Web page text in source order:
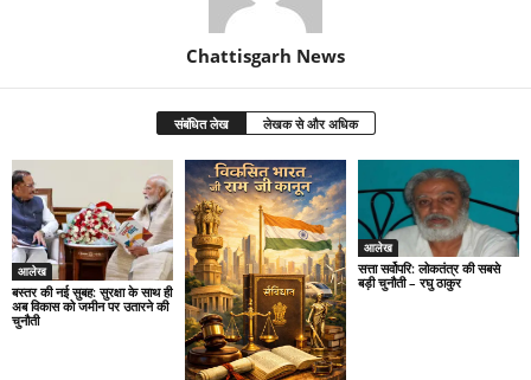
Chattisgarh News
संबंधित लेख लेखक से और अधिक
आलेख
बस्तर की नई सुबह: सुरक्षा के साथ ही
अब विकास को जमीन पर उतारने की
चुनौती
आलेख
सत्ता सर्वोपरि: लोकतंत्र की सबसे
बड़ी चुनौती – रघु ठाकुर